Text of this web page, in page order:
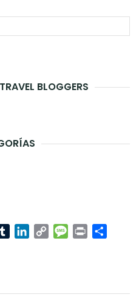
BLOGGERS
TumblrLinkedIn
Copy
Message
Print